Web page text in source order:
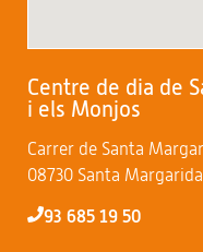
Centre de dia de
i els Monjos
Carrer de Santa
08730 Santa
93 685 19 50